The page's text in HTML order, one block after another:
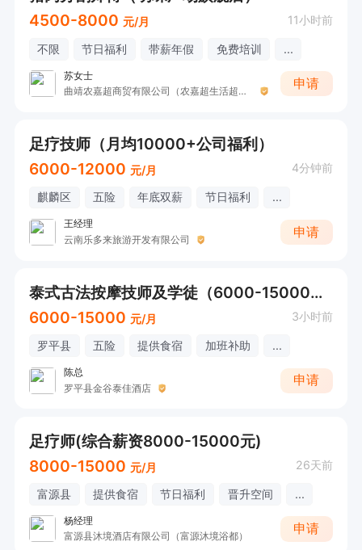
4500-8000 元/月 11小时前
不限 节日福利 带薪年假 免费培训 ...
苏女士
曲靖农嘉超商贸有限公司（农嘉超生活超市）
申请
足疗技师（月均10000+公司福利）
6000-12000 元/月 4分钟前
麒麟区 五险 年底双薪 节日福利 ...
王经理
云南乐多来旅游开发有限公司
申请
泰式古法按摩技师及学徒（6000-15000元/月）
6000-15000 元/月 3小时前
罗平县 五险 提供食宿 加班补助 ...
陈总
罗平县金谷泰佳酒店
申请
足疗师(综合薪资8000-15000元)
8000-15000 元/月 26天前
富源县 提供食宿 节日福利 晋升空间 ...
杨经理
富源县沐境酒店有限公司（富源沐境浴都）
申请